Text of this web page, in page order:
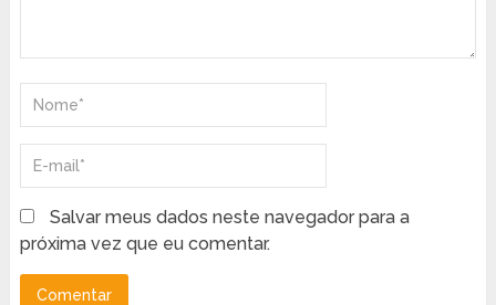
Salvar meus dados neste navegador para a
próxima vez que eu comentar.